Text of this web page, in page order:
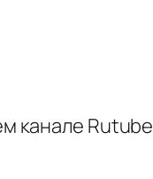
канале